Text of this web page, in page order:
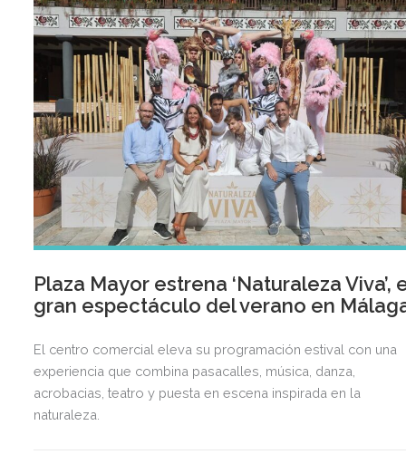
Plaza Mayor estrena ‘Naturaleza Viva’,
gran espectáculo del verano en
El centro comercial eleva su programación estival con una
experiencia que combina pasacalles, música, danza,
acrobacias, teatro y puesta en escena inspirada en la
naturaleza.